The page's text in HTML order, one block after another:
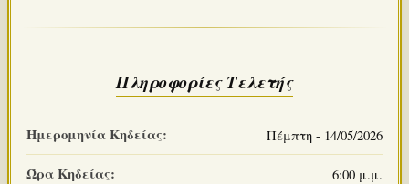
Πληροφορίες Τελετής
Ημερομηνία Κηδείας: Πέμπτη - 14/05/2026
Ώρα Κηδείας: 6:00 μ.μ.